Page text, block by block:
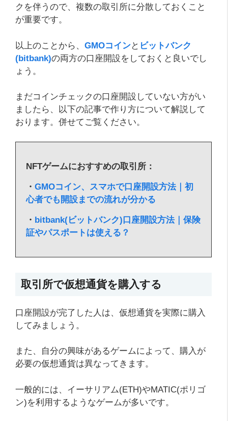
クを伴うので、複数の取引所に分散しておくこと
が重要です。
以上のことから、 GMOコインと ビットバンク
(bitbank)の両方の口座開設をしておくと良いでし
ょう。
まだコインチェックの口座開設していない方がい
ましたら、以下の記事で作り方について解説して
おります。併せてご覧ください。
NFTゲームにおすすめの取引所：
・ GMOコイン、スマホで口座開設方法｜初
心者でも開設までの流れが分かる
・ bitbank(ビットバンク)口座開設方法｜保険
証やパスポートは使える？
取引所で仮想通貨を購入する
口座開設が完了した人は、仮想通貨を実際に購入
してみましょう。
また、自分の興味があるゲームによって、購入が
必要の仮想通貨は異なってきます。
一般的には、イーサリアム(ETH)やMATIC(ポリゴ
ン)を利用するようなゲームが多いです。